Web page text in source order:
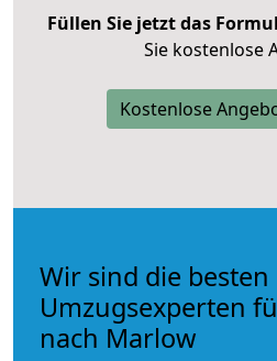
Füllen Sie jetzt das
Sie kostenlose
Kostenlose
Wir sind die besten
Umzugsexperten
nach Marlow